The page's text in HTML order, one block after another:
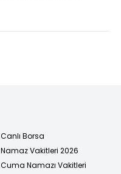
Canlı Borsa
Namaz Vakitleri 2026
Cuma Namazı Vakitleri